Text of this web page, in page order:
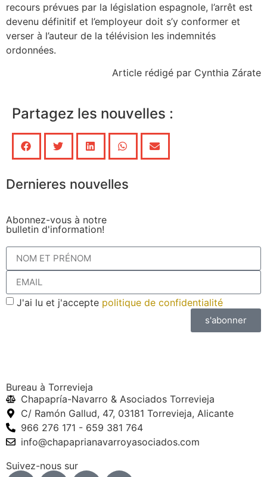
recours prévues par la législation espagnole, l’arrêt est
devenu définitif et l’employeur doit s’y conformer et
verser à l’auteur de la télévision les indemnités
ordonnées.
Article rédigé par Cynthia Zárate
Partagez les nouvelles :
Dernieres nouvelles
Abonnez-vous à notre
bulletin d'information!
J'ai lu et j'accepte politique de confidentialité
s'abonner
Bureau à Torrevieja
Chapapría-Navarro & Asociados Torrevieja
C/ Ramón Gallud, 47, 03181 Torrevieja, Alicante
966 276 171 - 659 381 764
info@chapaprianavarroyasociados.com
Suivez-nous sur